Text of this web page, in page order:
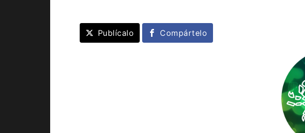
Publícalo Compártelo